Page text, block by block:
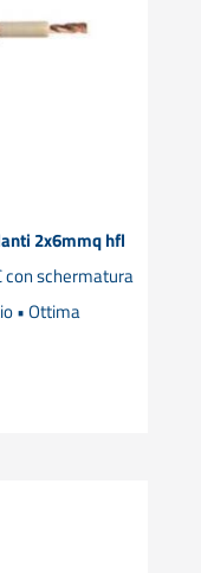
2x6mmq hfl
con schermatura
• Ottima